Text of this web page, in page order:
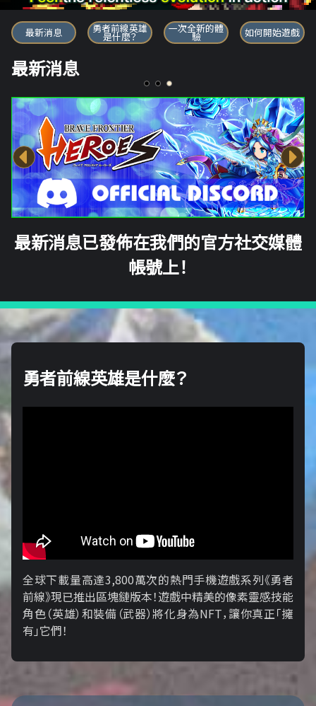
勇者前線英雄
最新消息 勇者前線英雄
是什麼？
一次全新的體
驗 如何開始遊戲
最新消息
最新消息已發佈在我們的官方社交媒體
帳號上！
勇者前線英雄是什麼？
全球下載量高達3,800萬次的熱門手機遊戲系列《勇者
前線》現已推出區塊鏈版本！遊戲中精美的像素靈感技能
角色（英雄）和裝備（武器）將化身為NFT，讓你真正「擁​​
有」它們！